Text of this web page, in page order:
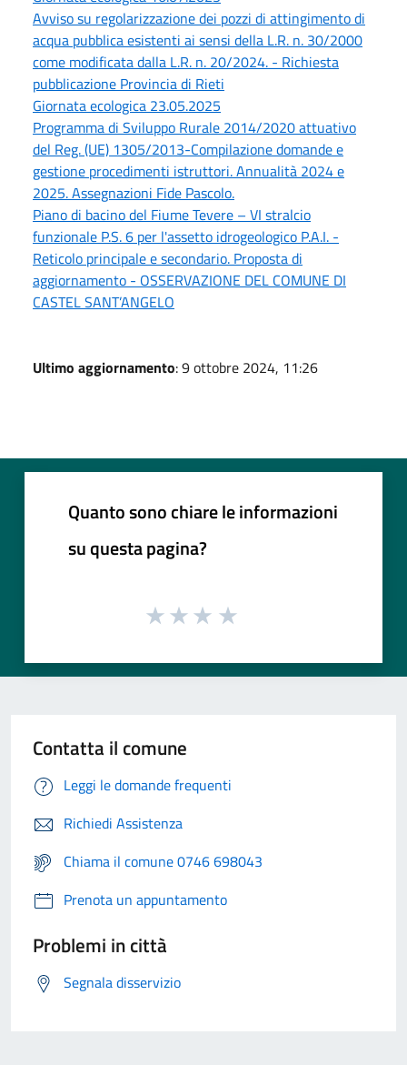
Avviso su regolarizzazione dei pozzi di attingimento di
acqua pubblica esistenti ai sensi della L.R. n. 30/2000
come modificata dalla L.R. n. 20/2024. - Richiesta
pubblicazione Provincia di Rieti
Giornata ecologica 23.05.2025
Programma di Sviluppo Rurale 2014/2020 attuativo
del Reg. (UE) 1305/2013-Compilazione domande e
gestione procedimenti istruttori. Annualità 2024 e
2025. Assegnazioni Fide Pascolo.
Piano di bacino del Fiume Tevere – VI stralcio
funzionale P.S. 6 per l'assetto idrogeologico P.A.I. -
Reticolo principale e secondario. Proposta di
aggiornamento - OSSERVAZIONE DEL COMUNE DI
CASTEL SANT’ANGELO
Ultimo aggiornamento: 9 ottobre 2024, 11:26
Quanto sono chiare le informazioni
su questa pagina?
Contatta il comune
Leggi le domande frequenti
Richiedi Assistenza
Chiama il comune 0746 698043
Prenota un appuntamento
Problemi in città
Segnala disservizio